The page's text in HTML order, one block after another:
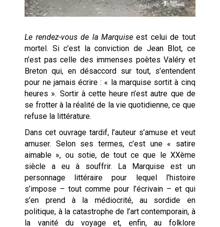
Le rendez-vous de la Marquise est celui de tout
mortel. Si c’est la conviction de Jean Blot, ce
n’est pas celle des immenses poètes Valéry et
Breton qui, en désaccord sur tout, s’entendent
pour ne jamais écrire : « la marquise sortit à cinq
heures ». Sortir à cette heure n’est autre que de
se frotter à la réalité de la vie quotidienne, ce que
refuse la littérature.
Dans cet ouvrage tardif, l’auteur s’amuse et veut
amuser. Selon ses termes, c’est une « satire
aimable », ou sotie, de tout ce que le XXème
siècle a eu à souffrir. La Marquise est un
personnage littéraire pour lequel l’histoire
s’impose – tout comme pour l’écrivain – et qui
s’en prend à la médiocrité, au sordide en
politique, à la catastrophe de l’art contemporain, à
la vanité du voyage et, enfin, au folklore